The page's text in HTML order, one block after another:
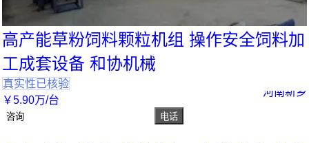
高产能草粉饲料颗粒机组 操作安全饲料加
工成套设备 和协机械
真实性已核验
￥5.90万/台
河南新乡
咨询 电话